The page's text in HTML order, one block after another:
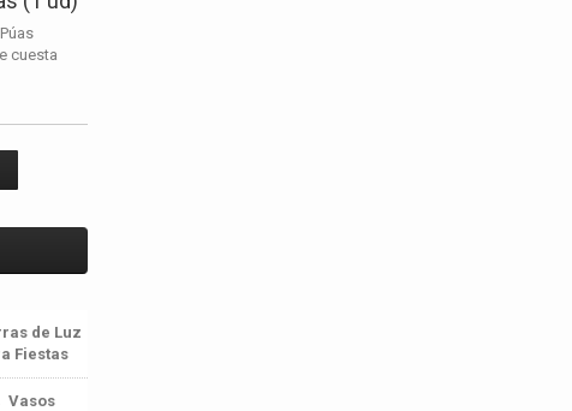
cuesta
de Luz
Fiestas
Vasos